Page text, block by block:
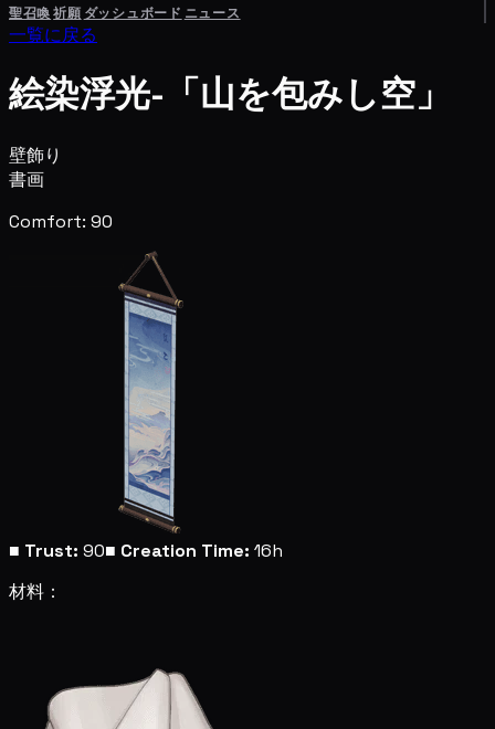
聖召喚祈願 ダッシュボード ニュース
一覧に戻る
絵染浮光-「山を包みし空」
壁飾り
書画
Comfort: 90
■ Trust: 90■ Creation Time: 16h
材料：